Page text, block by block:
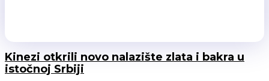
Kinezi otkrili novo nalazište zlata i bakra u
istočnoj Srbiji